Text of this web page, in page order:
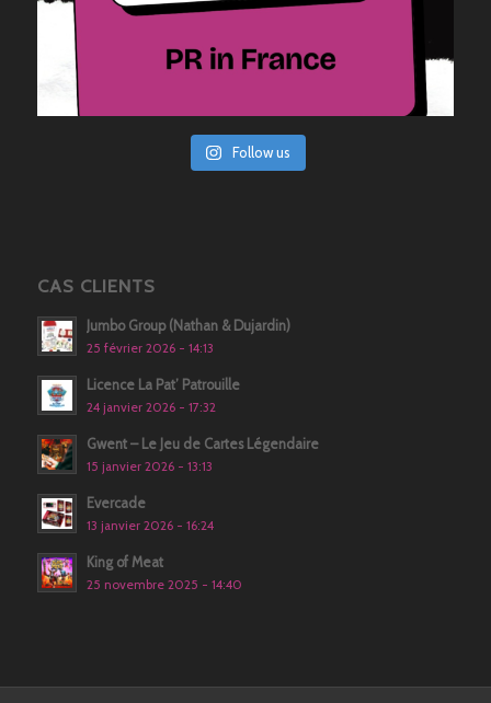
Follow us
CAS CLIENTS
Jumbo Group (Nathan & Dujardin)
25 février 2026 - 14:13
Licence La Pat’ Patrouille
24 janvier 2026 - 17:32
Gwent – Le Jeu de Cartes Légendaire
15 janvier 2026 - 13:13
Evercade
13 janvier 2026 - 16:24
King of Meat
25 novembre 2025 - 14:40